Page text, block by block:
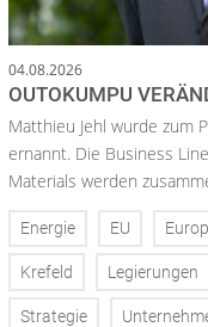
04.08.2026
OUTOKUMPU
Matthieu Jehl wurde zum
ernannt. Die Business
Materials werden
Energie EU
Krefeld Legierungen
Strategie